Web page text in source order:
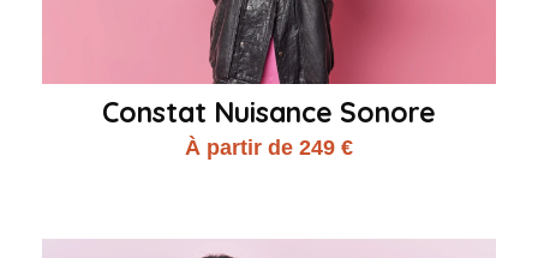
Constat Nuisance Sonore
À partir de 249 €